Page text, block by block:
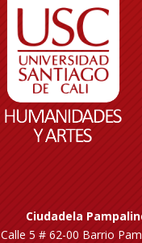
Ciudadela
Calle 5 # 62-00 Barrio